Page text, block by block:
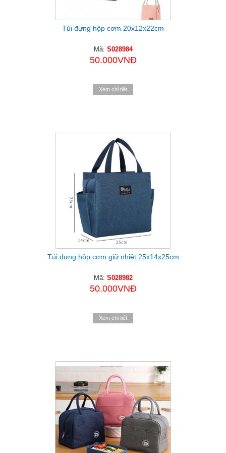
Túi đựng hộp cơm 20x12x22cm
Mã: S028984
50.000VNĐ
Xem chi tiết
Túi đựng hộp cơm giữ nhiệt 25x14x25cm
Mã: S028982
50.000VNĐ
Xem chi tiết